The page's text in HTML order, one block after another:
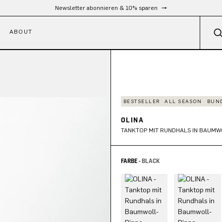
Kostenloser Versand ab 300 €
ABOUT
BESTSELLER ALL SEASON
OLINA
TANKTOP MIT RUNDHALS IN
FARBE -BLACK